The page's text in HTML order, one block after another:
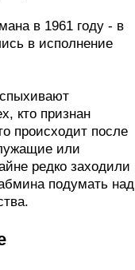
в 1961 году - в
в исполнение
кто признан
происходит после
или
редко заходили
подумать над